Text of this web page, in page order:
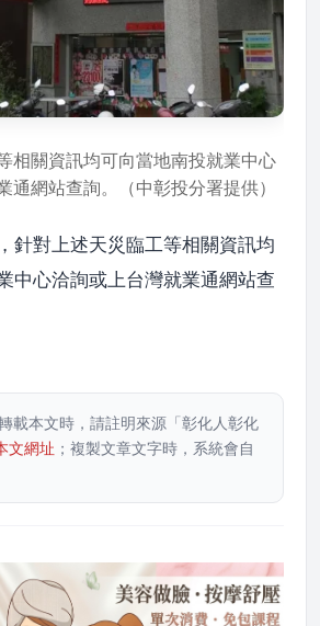
相關資訊均可向當地南投就業中心
通網站查詢。（中彰投分署提供）
針對上述天災臨工等相關資訊均
中心洽詢或上台灣就業通網站查
載本文時，請註明來源「彰化人彰化
文網址 ；複製文章文字時，系統會自